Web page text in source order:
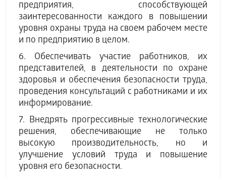
предприятия, способствующей
заинтересованности каждого в повышении
уровня охраны труда на своем рабочем месте
и по предприятию в целом.
6. Обеспечивать участие работников, их
представителей, в деятельности по охране
здоровья и обеспечения безопасности труда,
проведения консультаций с работниками и их
информирование.
7. Внедрять прогрессивные технологические
решения, обеспечивающие не только
высокую производительность, но и
улучшение условий труда и повышение
уровня его безопасности.